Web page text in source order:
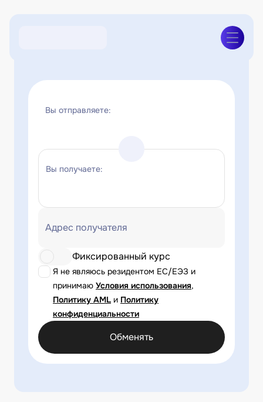
Вы отправляете:
Вы получаете:
Адрес получателя
Я не являюсь резидентом ЕС/ЕЭЗ и
принимаю Условия использования,
Политику AML и Политику
конфиденциальности
Фиксированный курс
Обменять